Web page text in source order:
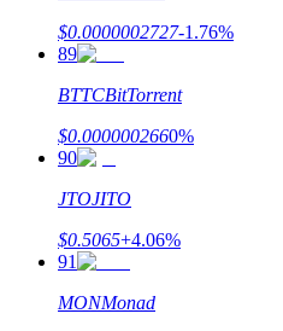
$0.0000002727-1.76%
89
BTTCBitTorrent
$0.0000002660%
90
JTOJITO
$0.5065+4.06%
91
MONMonad